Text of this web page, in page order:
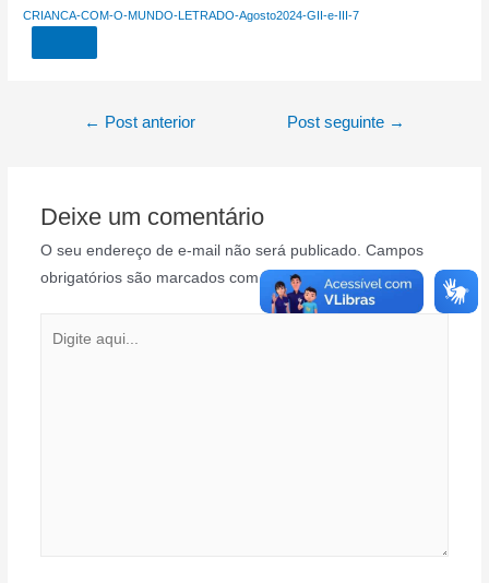
CRIANCA-COM-O-MUNDO-LETRADO-Agosto2024-GII-e-III-7
Navegação
← Post anterior Post seguinte →
Deixe um comentário
O seu endereço de e-mail não será publicado. Campos
obrigatórios são marcados com*